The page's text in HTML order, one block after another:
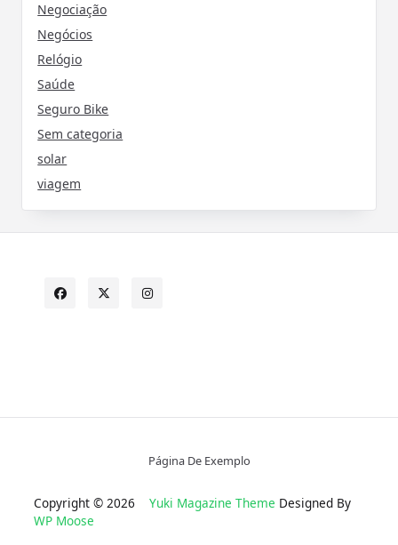
Negociação
Negócios
Relógio
Saúde
Seguro Bike
Sem categoria
solar
viagem
Página De Exemplo
Copyright © 2026 Yuki Magazine Theme Designed By
WP Moose